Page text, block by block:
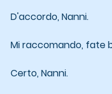
D'accordo, Nanni.
Mi raccomando, fate
Certo, Nanni.